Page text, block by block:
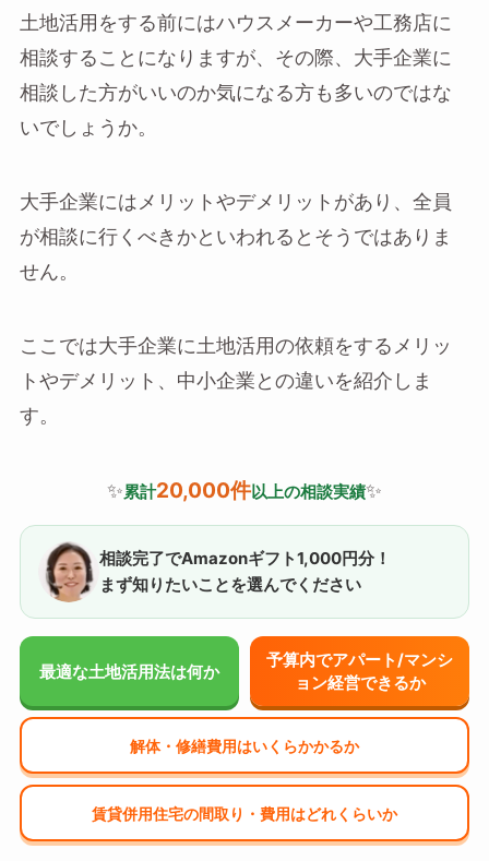
土地活用をする前にはハウスメーカーや工務店に
相談することになりますが、その際、大手企業に
相談した方がいいのか気になる方も多いのではな
いでしょうか。
大手企業にはメリットやデメリットがあり、全員
が相談に行くべきかといわれるとそうではありま
せん。
ここでは大手企業に土地活用の依頼をするメリッ
トやデメリット、中小企業との違いを紹介しま
す。
✨累計20,000件以上の相談実績✨
相談完了でAmazonギフト1,000円分！
まず知りたいことを選んでください
最適な土地活用法は何か
予算内でアパート/マンシ
ョン経営できるか
解体・修繕費用はいくらかかるか
賃貸併用住宅の間取り・費用はどれくらいか